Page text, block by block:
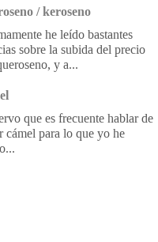
/ keroseno
he leído bastantes
sobre la subida del precio
y a...
que es frecuente hablar de
cámel para lo que yo he